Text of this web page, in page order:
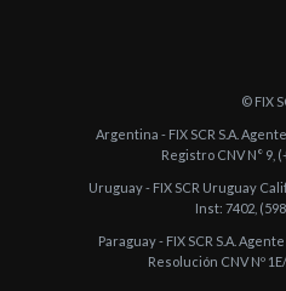
Fitch Argentina confirma la
S.A. SAN MIGUEL: Cierre del
Exportaciones por ...
© FIX
Argentina - FIX SCR S.A.
Registro CNV N° 9,
Uruguay - FIX SCR Uruguay
Inst: 7402,
Paraguay - FIX SCR S.A.
Resolución CNV Nº